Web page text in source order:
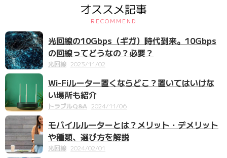
オススメ記事
RECOMMEND
光回線の10Gbps（ギガ）時代到来。10Gbps
の回線ってどうなの？必要？
光回線 2023/11/02
Wi-Fiルーター置くならどこ？置いてはいけな
い場所も紹介
トラブルQ&A 2024/11/06
モバイルルーターとは？メリット・デメリット
や種類、選び方を解説
光回線 2024/02/01